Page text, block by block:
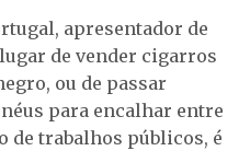
apresentador de
de vender cigarros
ou de passar
para encalhar entre
de trabalhos públicos, é